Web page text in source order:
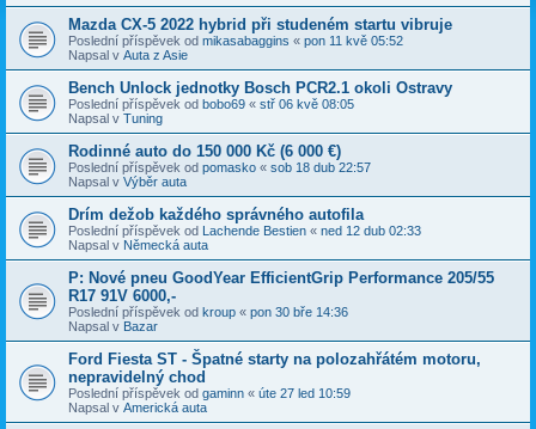
Mazda CX-5 2022 hybrid při studeném startu vibruje
Poslední příspěvek od mikasabaggins « pon 11 kvě 05:52
Napsal v Auta z Asie
Bench Unlock jednotky Bosch PCR2.1 okoli Ostravy
Poslední příspěvek od bobo69 « stř 06 kvě 08:05
Napsal v Tuning
Rodinné auto do 150 000 Kč (6 000 €)
Poslední příspěvek od pomasko « sob 18 dub 22:57
Napsal v Výběr auta
Drím dežob každého správného autofila
Poslední příspěvek od Lachende Bestien « ned 12 dub 02:33
Napsal v Německá auta
P: Nové pneu GoodYear EfficientGrip Performance 205/55
R17 91V 6000,-
Poslední příspěvek od kroup « pon 30 bře 14:36
Napsal v Bazar
Ford Fiesta ST - Špatné starty na polozahřátém motoru,
nepravidelný chod
Poslední příspěvek od gaminn « úte 27 led 10:59
Napsal v Americká auta